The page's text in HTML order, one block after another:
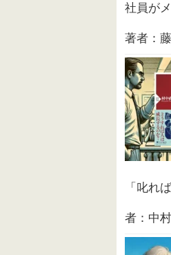
社員が
著者：
「叱れ
者：中